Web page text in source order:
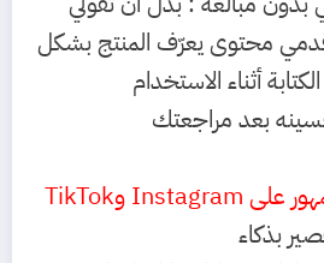
محتوى يعرّف المنتج بشكل
أثناء الاستخدام
بعد مراجعتك
بذكاء